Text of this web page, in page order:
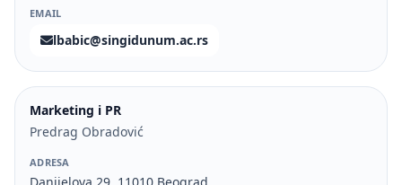
EMAIL
lbabic@singidunum.ac.rs
Marketing i PR
Predrag Obradović
ADRESA